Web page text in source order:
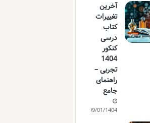
آخرین
تغییرات
کتاب
درسی
کنکور
1404
تجربی –
راهنمای
جامع
09/01/1404